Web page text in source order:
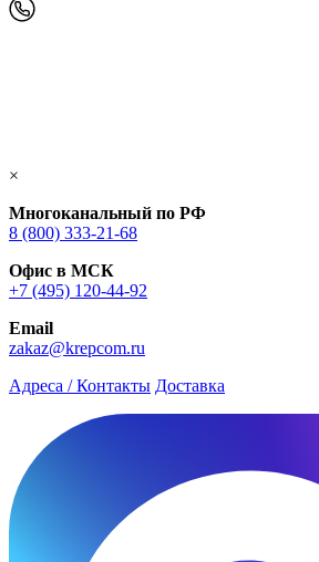
×
Многоканальный по РФ
8 (800) 333‑21-68
Офис в МСК
+7 (495) 120-44-92
Email
zakaz@krepcom.ru
Адреса / Контакты Доставка